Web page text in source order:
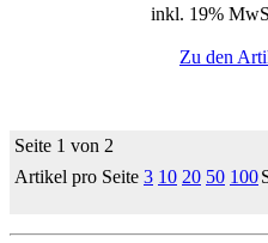
inkl. 19%
Zu den
Seite 1 von 2
Artikel pro Seite 3 10 20 50 100